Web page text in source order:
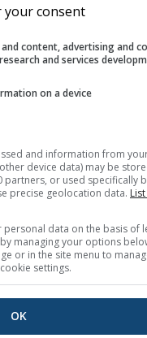
your consent
content, advertising and
and services
on a device
and information from
device data) may be
partners, or used specifically
precise geolocation data.
personal data on the basis of
managing your options
or in the site menu to
settings.
OK